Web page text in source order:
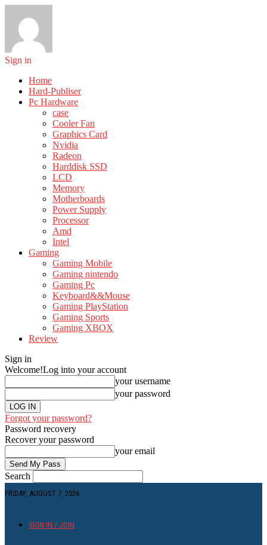
Sign in
Home
Hard-Publiser
Pc Hardware
case
Cooler Fan
Graphics Card
Nvidia
Radeon
Harddisk SSD
LCD
Memory
Motherboards
Power Supply
Processor
Amd
Intel
Gaming
Gaming Mobile
Gaming nintendo
Gaming Pc
Keyboard&&Mouse
Gaming PlayStation
Gaming Sports
Gaming XBOX
Review
Sign in
Welcome!Log into your account
your username
your password
Forgot your password?
Password recovery
Recover your password
your email
Search
FRIDAY, AUGUST 7, 2026
SIGN IN / JOIN